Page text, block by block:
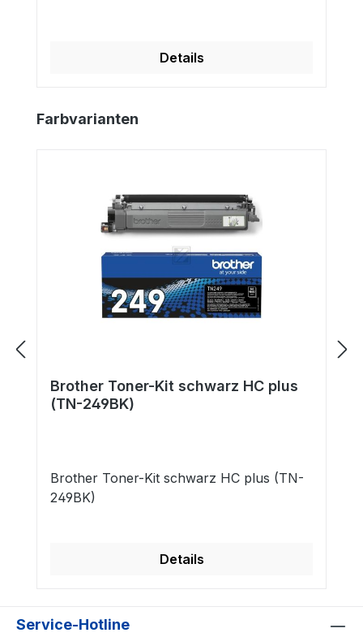
Details
Produktgalerie überspringen
Farbvarianten
Brother Toner-Kit schwarz HC plus
(TN-249BK)
Brother Toner-Kit schwarz HC plus (TN-
249BK)
Details
Service-Hotline